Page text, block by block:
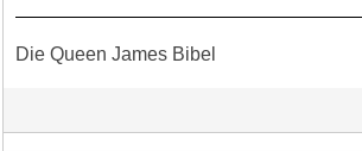
Die Queen James Bibel